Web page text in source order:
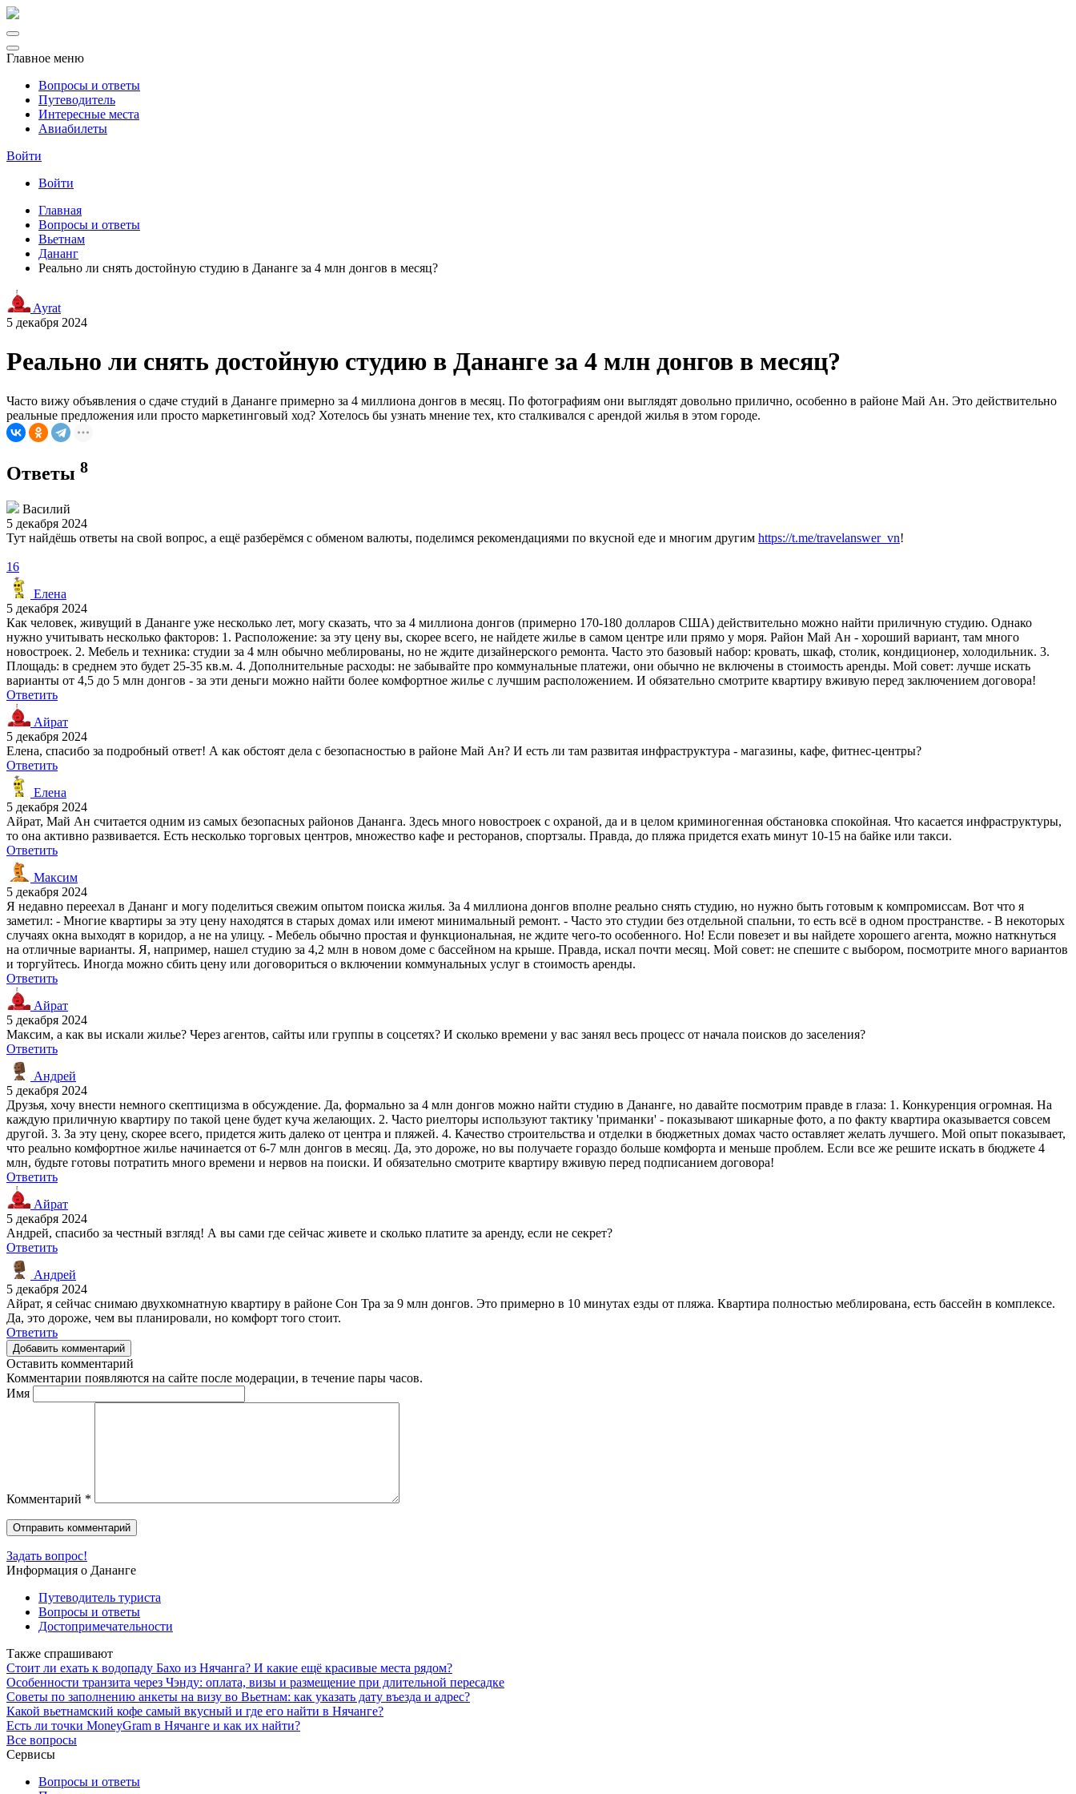
Главное меню
Вопросы и ответы
Путеводитель
Интересные места
Авиабилеты
Войти
Войти
Главная
Вопросы и ответы
Вьетнам
Дананг
Реально ли снять достойную студию в Дананге за 4 млн донгов в месяц?
Ayrat
5 декабря 2024
Реально ли снять достойную студию в Дананге за 4 млн донгов в месяц?
Часто вижу объявления о сдаче студий в Дананге примерно за 4 миллиона донгов в месяц. По фотографиям они выглядят довольно прилично, особенно в районе Май Ан. Это действительно
реальные предложения или просто маркетинговый ход? Хотелось бы узнать мнение тех, кто сталкивался с арендой жилья в этом городе.
Ответы 8
Василий
5 декабря 2024
Тут найдёшь ответы на свой вопрос, а ещё разберёмся с обменом валюты, поделимся рекомендациями по вкусной еде и многим другим https://t.me/travelanswer_vn!
16
Елена
5 декабря 2024
Как человек, живущий в Дананге уже несколько лет, могу сказать, что за 4 миллиона донгов (примерно 170-180 долларов США) действительно можно найти приличную студию. Однако
нужно учитывать несколько факторов: 1. Расположение: за эту цену вы, скорее всего, не найдете жилье в самом центре или прямо у моря. Район Май Ан - хороший вариант, там много
новостроек. 2. Мебель и техника: студии за 4 млн обычно меблированы, но не ждите дизайнерского ремонта. Часто это базовый набор: кровать, шкаф, столик, кондиционер, холодильник. 3.
Площадь: в среднем это будет 25-35 кв.м. 4. Дополнительные расходы: не забывайте про коммунальные платежи, они обычно не включены в стоимость аренды. Мой совет: лучше искать
варианты от 4,5 до 5 млн донгов - за эти деньги можно найти более комфортное жилье с лучшим расположением. И обязательно смотрите квартиру вживую перед заключением договора!
Ответить
Айрат
5 декабря 2024
Елена, спасибо за подробный ответ! А как обстоят дела с безопасностью в районе Май Ан? И есть ли там развитая инфраструктура - магазины, кафе, фитнес-центры?
Ответить
Елена
5 декабря 2024
Айрат, Май Ан считается одним из самых безопасных районов Дананга. Здесь много новостроек с охраной, да и в целом криминогенная обстановка спокойная. Что касается инфраструктуры,
то она активно развивается. Есть несколько торговых центров, множество кафе и ресторанов, спортзалы. Правда, до пляжа придется ехать минут 10-15 на байке или такси.
Ответить
Максим
5 декабря 2024
Я недавно переехал в Дананг и могу поделиться свежим опытом поиска жилья. За 4 миллиона донгов вполне реально снять студию, но нужно быть готовым к компромиссам. Вот что я
заметил: - Многие квартиры за эту цену находятся в старых домах или имеют минимальный ремонт. - Часто это студии без отдельной спальни, то есть всё в одном пространстве. - В некоторых
случаях окна выходят в коридор, а не на улицу. - Мебель обычно простая и функциональная, не ждите чего-то особенного. Но! Если повезет и вы найдете хорошего агента, можно наткнуться
на отличные варианты. Я, например, нашел студию за 4,2 млн в новом доме с бассейном на крыше. Правда, искал почти месяц. Мой совет: не спешите с выбором, посмотрите много вариантов
и торгуйтесь. Иногда можно сбить цену или договориться о включении коммунальных услуг в стоимость аренды.
Ответить
Айрат
5 декабря 2024
Максим, а как вы искали жилье? Через агентов, сайты или группы в соцсетях? И сколько времени у вас занял весь процесс от начала поисков до заселения?
Ответить
Андрей
5 декабря 2024
Друзья, хочу внести немного скептицизма в обсуждение. Да, формально за 4 млн донгов можно найти студию в Дананге, но давайте посмотрим правде в глаза: 1. Конкуренция огромная. На
каждую приличную квартиру по такой цене будет куча желающих. 2. Часто риелторы используют тактику 'приманки' - показывают шикарные фото, а по факту квартира оказывается совсем
другой. 3. За эту цену, скорее всего, придется жить далеко от центра и пляжей. 4. Качество строительства и отделки в бюджетных домах часто оставляет желать лучшего. Мой опыт показывает,
что реально комфортное жилье начинается от 6-7 млн донгов в месяц. Да, это дороже, но вы получаете гораздо больше комфорта и меньше проблем. Если все же решите искать в бюджете 4
млн, будьте готовы потратить много времени и нервов на поиски. И обязательно смотрите квартиру вживую перед подписанием договора!
Ответить
Айрат
5 декабря 2024
Андрей, спасибо за честный взгляд! А вы сами где сейчас живете и сколько платите за аренду, если не секрет?
Ответить
Андрей
5 декабря 2024
Айрат, я сейчас снимаю двухкомнатную квартиру в районе Сон Тра за 9 млн донгов. Это примерно в 10 минутах езды от пляжа. Квартира полностью меблирована, есть бассейн в комплексе.
Да, это дороже, чем вы планировали, но комфорт того стоит.
Ответить
Добавить комментарий
Оставить комментарий
Комментарии появляются на сайте после модерации, в течение пары часов.
Имя
Комментарий *
Задать вопрос!
Информация о Дананге
Путеводитель туриста
Вопросы и ответы
Достопримечательности
Также спрашивают
Стоит ли ехать к водопаду Бахо из Нячанга? И какие ещё красивые места рядом?
Особенности транзита через Чэнду: оплата, визы и размещение при длительной пересадке
Советы по заполнению анкеты на визу во Вьетнам: как указать дату въезда и адрес?
Какой вьетнамский кофе самый вкусный и где его найти в Нячанге?
Есть ли точки MoneyGram в Нячанге и как их найти?
Все вопросы
Сервисы
Вопросы и ответы